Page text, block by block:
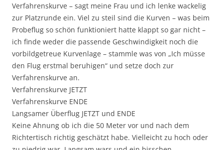
Verfahrenskurve – sagt meine Frau und ich lenke wackelig
zur Platzrunde ein. Viel zu steil sind die Kurven – was beim
Probeflug so schön funktioniert hatte klappt so gar nicht –
ich finde weder die passende Geschwindigkeit noch die
vorbildgetreue Kurvenlage – stammle was von „Ich müsse
den Flug erstmal beruhigen“ und setze doch zur
Verfahrenskurve an.
Verfahrenskurve JETZT
Verfahrenskurve ENDE
Langsamer Überflug JETZT und ENDE
Keine Ahnung ob ich die 50 Meter vor und nach dem
Richtertisch richtig geschätzt habe. Vielleicht zu hoch oder